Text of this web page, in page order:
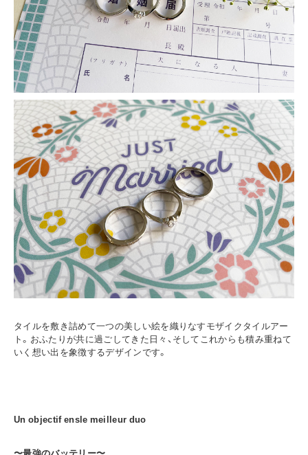
タイルを敷き詰めて一つの美しい絵を織りなすモザイクタイルアー
ト。おふたりが共に過ごしてきた日々、そしてこれからも積み重ねて
いく想い出を象徴するデザインです。
Un objectif ensle meilleur duo
〜最強のバッテリー〜